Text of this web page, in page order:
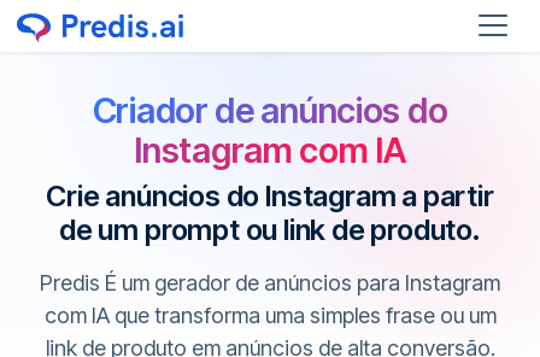
Criador de anúncios do
Instagram com IA
Crie anúncios do Instagram a partir
de um prompt ou link de produto.
Predis É um gerador de anúncios para Instagram
com IA que transforma uma simples frase ou um
link de produto em anúncios de alta conversão.